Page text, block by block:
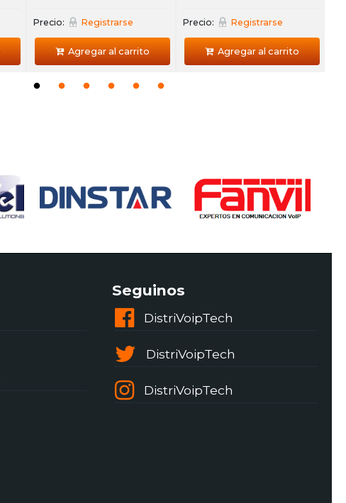
Precio: Registrarse
Agregar al carrito
Precio: Registrarse
Agregar al carrito
Seguinos
DistriVoipTech
DistriVoipTech
DistriVoipTech